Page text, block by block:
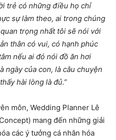
trẻ có những điều họ chỉ
sự làm theo, ai trong chúng
trọng nhất tôi sẽ nói với
thân có vui, có hạnh phúc
nếu ai đó nói đồ ăn hơi
ngày của con, là câu chuyện
hài lòng là đủ.”
môn, Wedding Planner Lê
mang đến những giải
các ý tưởng cá nhân hóa